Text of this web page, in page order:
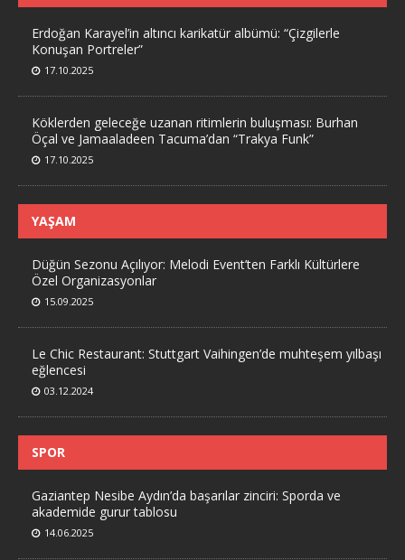
Erdoğan Karayel’in altıncı karikatür albümü: “Çizgilerle
Konuşan Portreler”
17.10.2025
Köklerden geleceğe uzanan ritimlerin buluşması: Burhan
Öçal ve Jamaaladeen Tacuma’dan “Trakya Funk”
17.10.2025
YAŞAM
Düğün Sezonu Açılıyor: Melodi Event’ten Farklı Kültürlere
Özel Organizasyonlar
15.09.2025
Le Chic Restaurant: Stuttgart Vaihingen’de muhteşem yılbaşı
eğlencesi
03.12.2024
SPOR
Gaziantep Nesibe Aydın’da başarılar zinciri: Sporda ve
akademide gurur tablosu
14.06.2025